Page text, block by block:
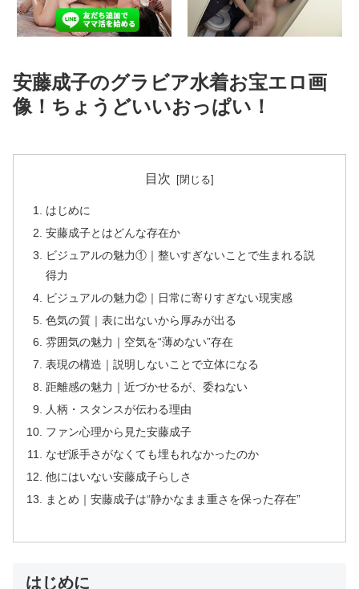
安藤成子のグラビア水着お宝エロ画
像！ちょうどいいおっぱい！
目次
はじめに
安藤成子とはどんな存在か
ビジュアルの魅力①｜整いすぎないことで生まれる説
得力
ビジュアルの魅力②｜日常に寄りすぎない現実感
色気の質｜表に出ないから厚みが出る
雰囲気の魅力｜空気を“薄めない”存在
表現の構造｜説明しないことで立体になる
距離感の魅力｜近づかせるが、委ねない
人柄・スタンスが伝わる理由
ファン心理から見た安藤成子
なぜ派手さがなくても埋もれなかったのか
他にはいない安藤成子らしさ
まとめ｜安藤成子は“静かなまま重さを保った存在”
はじめに